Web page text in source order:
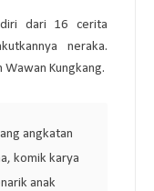
dari 16 cerita
neraka.
Wawan Kungkang.
angkatan
komik karya
anak